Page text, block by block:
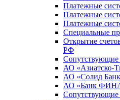
Платежные
Платежные
Платежные
Специальные
Открытие
РФ
Сопутствующие
АО «Азиатско-
АО «Солид
АО «Банк
Сопутствующие